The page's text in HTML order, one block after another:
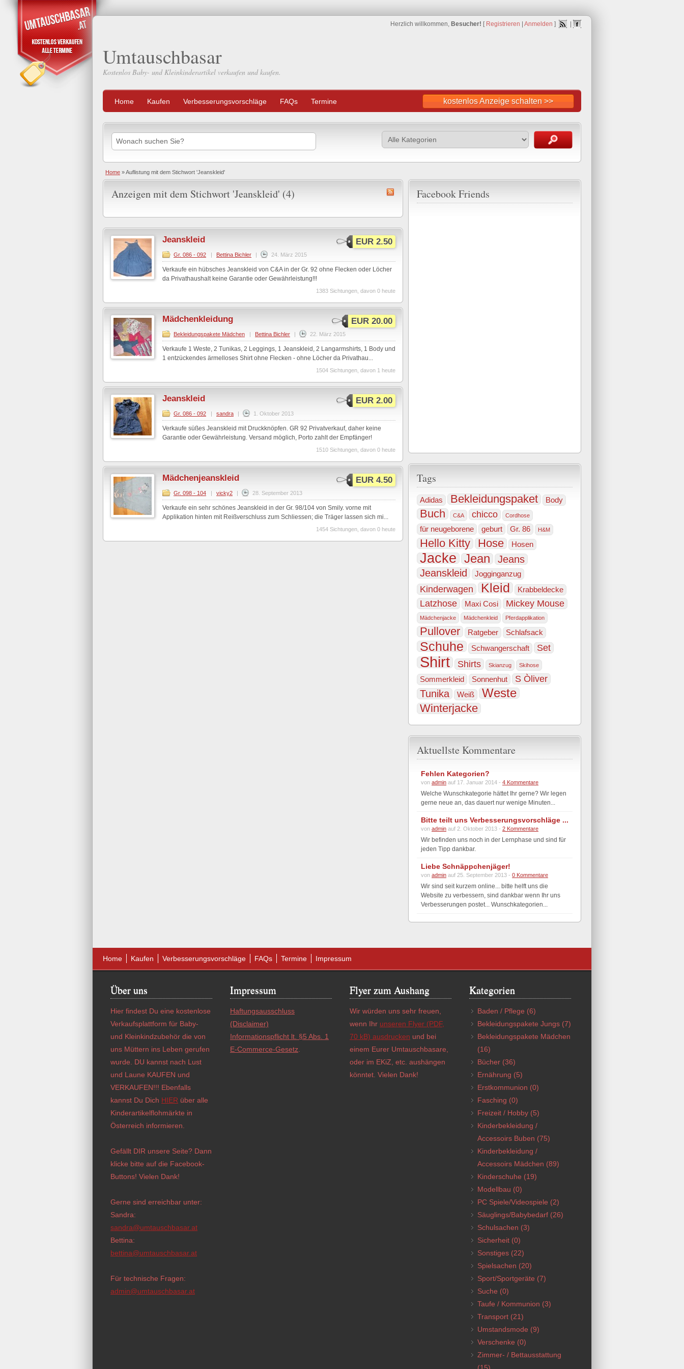
Herzlich willkommen, Besucher! [ Registrieren Anmelden ]
Umtauschbasar
Kostenlos Baby- und Kleinkinderartikel verkaufen und kaufen.
Home Kaufen Verbesserungsvorschläge FAQs Termine kostenlos Anzeige schalten >>
Home »Auflistung mit dem Stichwort 'Jeanskleid'
Anzeigen mit dem Stichwort 'Jeanskleid' (4)
EUR 2.50
Jeanskleid
Gr. 086 - 092 | Bettina Bichler | 24. März 2015
Verkaufe ein hübsches Jeanskleid von C&A in der Gr. 92 ohne Flecken oder Löcher
da Privathaushalt keine Garantie oder Gewährleistung!!!
1383 Sichtungen, davon 0 heute
EUR 20.00
Mädchenkleidung
Bekleidungspakete Mädchen | Bettina Bichler | 22. März 2015
Verkaufe 1 Weste, 2 Tunikas, 2 Leggings, 1 Jeanskleid, 2 Langarmshirts, 1 Body und
1 entzückendes ärmelloses Shirt ohne Flecken - ohne Löcher da Privathau...
1504 Sichtungen, davon 1 heute
EUR 2.00
Jeanskleid
Gr. 086 - 092 | sandra | 1. Oktober 2013
Verkaufe süßes Jeanskleid mit Druckknöpfen. GR 92 Privatverkauf, daher keine
Garantie oder Gewährleistung. Versand möglich, Porto zahlt der Empfänger!
1510 Sichtungen, davon 0 heute
EUR 4.50
Mädchenjeanskleid
Gr. 098 - 104 | vicky2 | 28. September 2013
Verkaufe ein sehr schönes Jeanskleid in der Gr. 98/104 von Smily. vorne mit
Applikation hinten mit Reißverschluss zum Schliessen; die Träger lassen sich mi...
1454 Sichtungen, davon 0 heute
Facebook Friends
Tags
Adidas Bekleidungspaket Body
Buch C&A chicco Cordhose
für neugeborene geburt Gr. 86 H&M
Hello Kitty Hose Hosen
Jacke Jean
Jeans
Jeanskleid
Jogginganzug
Kinderwagen Kleid Krabbeldecke
Latzhose Maxi Cosi Mickey Mouse
Mädchenjacke Mädchenkleid Pferdapplikation
Pullover Ratgeber Schlafsack
Schuhe Schwangerschaft Set
Shirt Shirts Skianzug Skihose
Sommerkleid Sonnenhut S Òliver
Tunika Weiß Weste
Winterjacke
Aktuellste Kommentare
Fehlen Kategorien?
von admin auf 17. Januar 2014 - 4 Kommentare
Welche Wunschkategorie hättet Ihr gerne? Wir legen
gerne neue an, das dauert nur wenige Minuten...
Bitte teilt uns Verbesserungsvorschläge ...
von admin auf 2. Oktober 2013 - 2 Kommentare
Wir befinden uns noch in der Lernphase und sind für
jeden Tipp dankbar.
Liebe Schnäppchenjäger!
von admin auf 25. September 2013 - 0 Kommentare
Wir sind seit kurzem online... bitte helft uns die
Website zu verbessern, sind dankbar wenn Ihr uns
Verbesserungen postet... Wunschkategorien...
Home Kaufen Verbesserungsvorschläge FAQs Termine Impressum
Über uns
Hier findest Du eine kostenlose
Verkaufsplattform für Baby-
und Kleinkindzubehör die von
uns Müttern ins Leben gerufen
wurde. DU kannst nach Lust
und Laune KAUFEN und
VERKAUFEN!!! Ebenfalls
kannst Du Dich HIER über alle
Kinderartikelflohmärkte in
Österreich informieren.
Gefällt DIR unsere Seite? Dann
klicke bitte auf die Facebook-
Buttons! Vielen Dank!
Gerne sind erreichbar unter:
Sandra:
sandra@umtauschbasar.at
Bettina:
bettina@umtauschbasar.at
Für technische Fragen:
admin@umtauschbasar.at
Impressum
Haftungsausschluss
(Disclaimer)
Informationspflicht lt. §5 Abs. 1
E-Commerce-Gesetz
Flyer zum Aushang
Wir würden uns sehr freuen,
wenn Ihr unseren Flyer (PDF,
70 kB) ausdrucken und bei
einem Eurer Umtauschbasare,
oder im EKiZ, etc. aushängen
könntet. Vielen Dank!
Kategorien
Baden / Pflege (6)
Bekleidungspakete Jungs (7)
Bekleidungspakete Mädchen
(16)
Bücher (36)
Ernährung (5)
Erstkommunion (0)
Fasching (0)
Freizeit / Hobby (5)
Kinderbekleidung /
Accessoirs Buben (75)
Kinderbekleidung /
Accessoirs Mädchen (89)
Kinderschuhe (19)
Modellbau (0)
PC Spiele/Videospiele (2)
Säuglings/Babybedarf (26)
Schulsachen (3)
Sicherheit (0)
Sonstiges (22)
Spielsachen (20)
Sport/Sportgeräte (7)
Suche (0)
Taufe / Kommunion (3)
Transport (21)
Umstandsmode (9)
Verschenke (0)
Zimmer- / Bettausstattung
(15)